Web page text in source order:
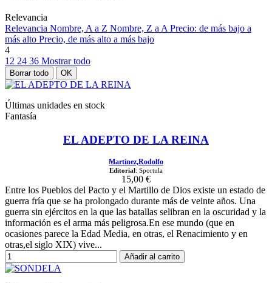
Relevancia
Relevancia Nombre, A a Z Nombre, Z a A Precio: de más bajo a
más alto Precio, de más alto a más bajo
4
12 24 36 Mostrar todo
Borrar todo OK
Últimas unidades en stock
Fantasía
EL ADEPTO DE LA REINA
Martínez,Rodolfo
Editorial : Sportula
15,00 €
Entre los Pueblos del Pacto y el Martillo de Dios existe un estado de
guerra fría que se ha prolongado durante más de veinte años. Una
guerra sin ejércitos en la que las batallas selibran en la oscuridad y la
información es el arma más peligrosa.En ese mundo (que en
ocasiones parece la Edad Media, en otras, el Renacimiento y en
otras,el siglo XIX) vive...
Añadir al carrito